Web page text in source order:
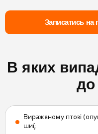
Записатись на
В яких
до
Вираженому птозі
шиї;